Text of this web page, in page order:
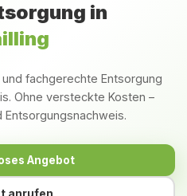
in
fachgerechte Entsorgung
Ohne versteckte Kosten –
Entsorgungsnachweis.
Angebot